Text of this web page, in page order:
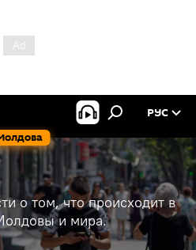
РУС
о том, что происходит в
и мира.